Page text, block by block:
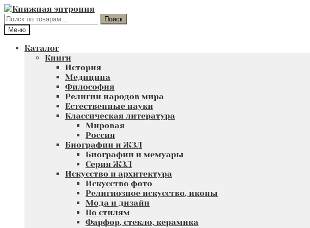
Перейти
к
навигации
Перейти
к
содержимому
Искать:
Поиск
Меню
Каталог
Книги
История
Медицина
Философия
Религии народов мира
Естественные науки
Классическая литература
Мировая
Россия
Биографии и ЖЗЛ
Биографии и мемуары
Серия ЖЗЛ
Искусство и архитектура
Искусство фото
Религиозное искусство, иконы
Мода и дизайн
По стилям
Фарфор, стекло, керамика